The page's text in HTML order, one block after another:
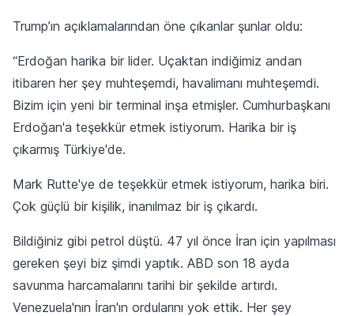
Trump’ın açıklamalarından öne çıkanlar şunlar oldu:
“Erdoğan harika bir lider. Uçaktan indiğimiz andan
itibaren her şey muhteşemdi, havalimanı muhteşemdi.
Bizim için yeni bir terminal inşa etmişler. Cumhurbaşkanı
Erdoğan'a teşekkür etmek istiyorum. Harika bir iş
çıkarmış Türkiye'de.
Mark Rutte'ye de teşekkür etmek istiyorum, harika biri.
Çok güçlü bir kişilik, inanılmaz bir iş çıkardı.
Bildiğiniz gibi petrol düştü. 47 yıl önce İran için yapılması
gereken şeyi biz şimdi yaptık. ABD son 18 ayda
savunma harcamalarını tarihi bir şekilde artırdı.
Venezuela'nın İran'ın ordularını yok ettik. Her şey